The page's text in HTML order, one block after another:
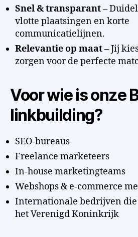
Snel & transparant–
vlotte plaatsingen en korte
communicatielijnen.
Relevantie op maat– Jij
zorgen voor de perfecte
Voor wie is onze
linkbuilding?
SEO-bureaus
Freelance marketeers
In-house marketingteams
Webshops & e-commerce
Internationale bedrijven
het Verenigd Koninkrijk